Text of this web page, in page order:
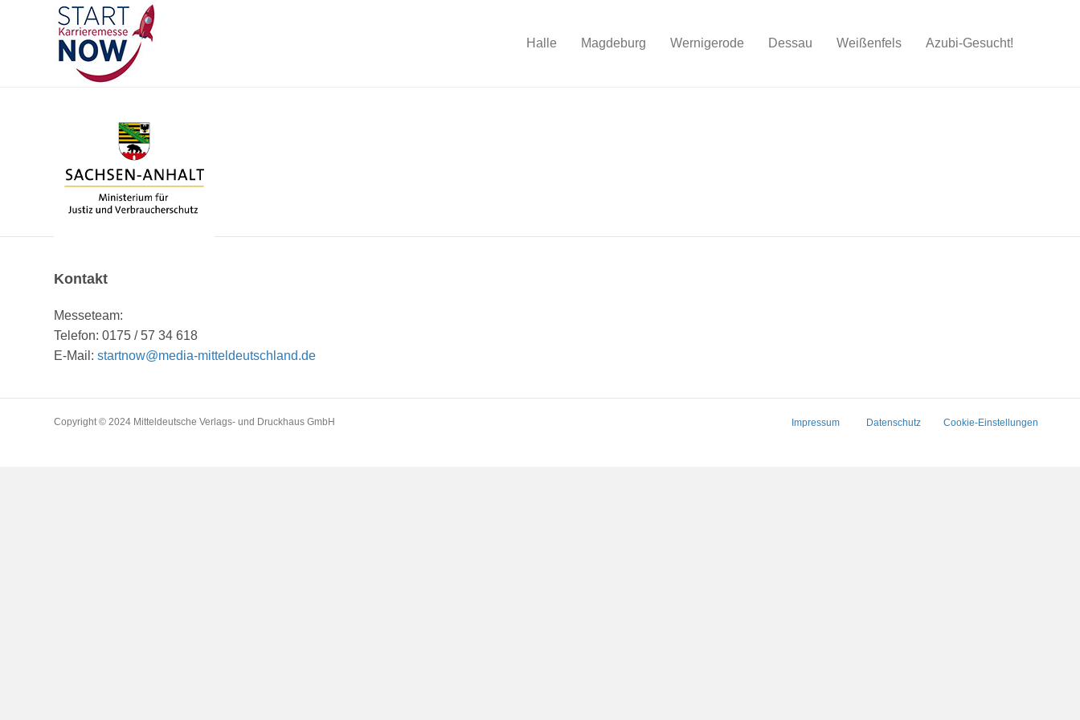
Halle Magdeburg Wernigerode Dessau Weißenfels Azubi-Gesucht!
Kontakt
Messeteam:
Telefon: 0175 / 57 34 618
E-Mail:startnow@media-mitteldeutschland.de
Copyright © 2024 Mitteldeutsche Verlags- und Druckhaus GmbH Impressum Datenschutz Cookie-Einstellungen